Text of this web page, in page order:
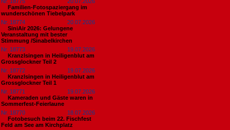
Familien-Fotospaziergang im
wunderschönen Tiebelpark
Nr. 18774
20.07.2026
SiniAir 2026: Gelungene
Veranstaltung mit bester
Stimmung /Sinabelkirchen
Nr. 18773
19.07.2026
Kranzlsingen in Heiligenblut am
Grossglockner Teil 2
Nr. 18772
19.07.2026
Kranzlsingen in Heiligenblut am
Grossglockner Teil 1
Nr. 18771
19.07.2026
Kameraden und Gäste waren in
Sommerfest-Feierlaune
Nr. 18770
18.07.2026
Fotobesuch beim 22. Fischfest
Feld am See am Kirchplatz